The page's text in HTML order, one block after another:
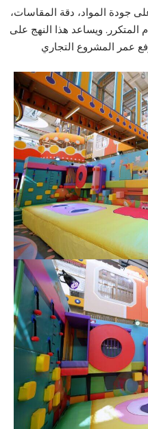
جودة المواد، دقة المقاسات،
المتكرر. ويساعد هذا النهج على